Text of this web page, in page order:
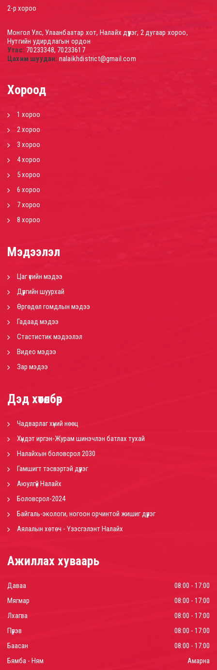
2-р хороо
Монгол Улс, Улаанбаатар хот, Налайх дүүрэг, 2 дугаар хороо,
Нутгийн удирдлагын ордон
Утас: 70233348, 70233617
Цахим шуудан: nalaikhdistrict@gmail.com
Хороод
1 хороо
2 хороо
3 хороо
4 хороо
5 хороо
6 хороо
7 хороо
8 хороо
Мэдээлэл
Цаг үеийн мэдээ
Дүүргийн шуурхай
Өргөдөл гомдлын мэдээ
Гадаад мэдээ
Стастистик мэдээлэл
Видео мэдээ
Зар мэдээ
Дэд хөтөлбөр
Чадварлаг хүний нөөц
Хүндэт иргэн-Журам шинэчлэн батлах тухай
Налайхын боловсрол 2030
Гамшигт тэсвэртэй дүүрэг
Аюулгүй Налайх
Боловсрол-2024
Байгаль-экологи, ногоон орчинтой жишиг дүүрэг
Аялалын хөтөч - Үзэсгэлэнт Налайх
Ажиллах хуваарь
Даваа
08:00 - 17:00
Мягмар
08:00 - 17:00
Лхагва
08:00 - 17:00
Пүрэв
08:00 - 17:00
Баасан
08:00 - 17:00
Бямба - Ням
Амарна